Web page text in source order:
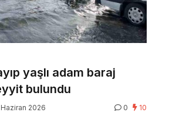
yaşlı adam baraj
bulundu
2026 0 10